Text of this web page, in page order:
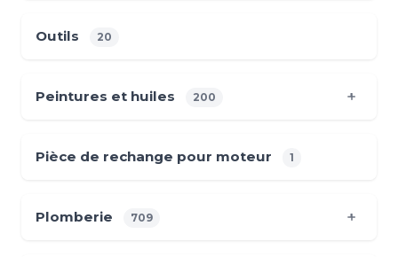
Outils 20
Peintures et huiles 200
Pièce de rechange pour moteur 1
Plomberie 709